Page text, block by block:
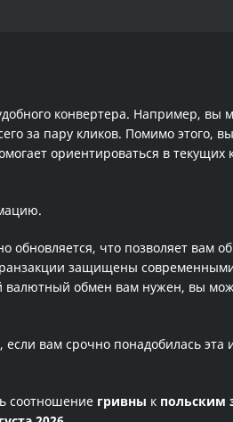
конвертера. Например, вы
за пару кликов. Помимо этого,
ориентироваться в
что позволяет вам
защищены
валютный обмен вам нужен, вы
, если вам срочно понадобилась
соотношение гривны к польским